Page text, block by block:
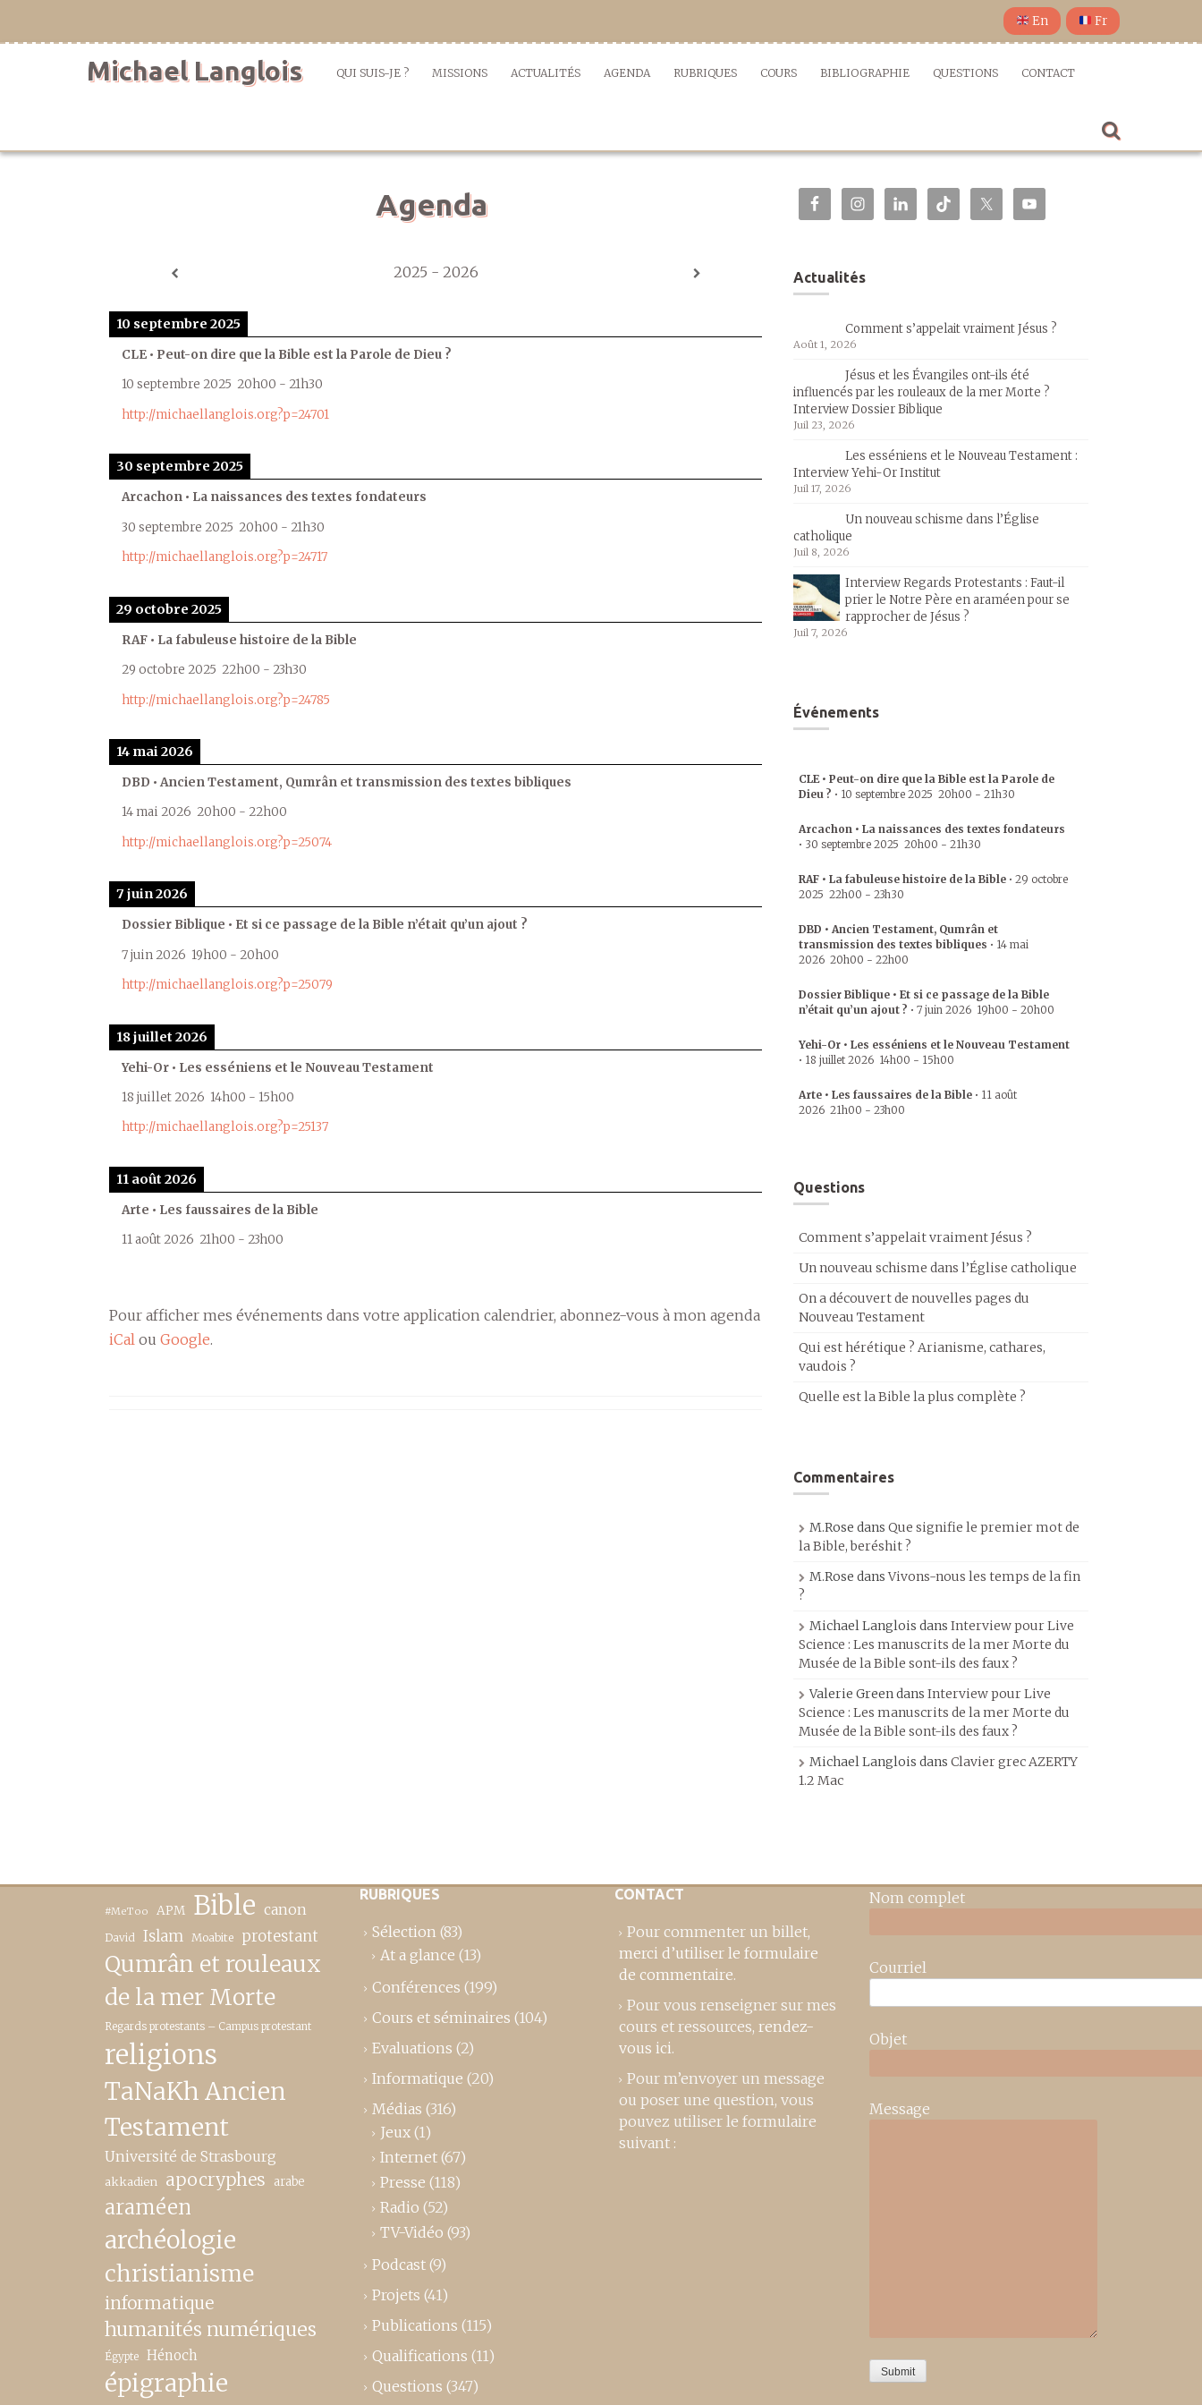
En Fr
Michael Langlois QUI SUIS-JE ? MISSIONS ACTUALITÉS AGENDA RUBRIQUES COURS BIBLIOGRAPHIE QUESTIONS CONTACT
Agenda
2025 - 2026
10 septembre 2025
CLE • Peut-on dire que la Bible est la Parole de Dieu ?
10 septembre 2025 20h00 - 21h30
http://michaellanglois.org?p=24701
30 septembre 2025
Arcachon • La naissances des textes fondateurs
30 septembre 2025 20h00 - 21h30
http://michaellanglois.org?p=24717
29 octobre 2025
RAF • La fabuleuse histoire de la Bible
29 octobre 2025 22h00 - 23h30
http://michaellanglois.org?p=24785
14 mai 2026
DBD • Ancien Testament, Qumrân et transmission des textes bibliques
14 mai 2026 20h00 - 22h00
http://michaellanglois.org?p=25074
7 juin 2026
Dossier Biblique • Et si ce passage de la Bible n’était qu’un ajout ?
7 juin 2026 19h00 - 20h00
http://michaellanglois.org?p=25079
18 juillet 2026
Yehi-Or • Les esséniens et le Nouveau Testament
18 juillet 2026 14h00 - 15h00
http://michaellanglois.org?p=25137
11 août 2026
Arte • Les faussaires de la Bible
11 août 2026 21h00 - 23h00
Pour afficher mes événements dans votre application calendrier, abonnez-vous à mon agenda
iCal ou Google.
Actualités
Comment s’appelait vraiment Jésus ?
Août 1, 2026
Jésus et les Évangiles ont-ils été
influencés par les rouleaux de la mer Morte ?
Interview Dossier Biblique
Juil 23, 2026
Les esséniens et le Nouveau Testament :
Interview Yehi-Or Institut
Juil 17, 2026
Un nouveau schisme dans l’Église
catholique
Juil 8, 2026
Interview Regards Protestants : Faut-il
prier le Notre Père en araméen pour se
rapprocher de Jésus ?
Juil 7, 2026
Événements
CLE • Peut-on dire que la Bible est la Parole de
Dieu ? • 10 septembre 2025 20h00 - 21h30
Arcachon • La naissances des textes fondateurs
• 30 septembre 2025 20h00 - 21h30
RAF • La fabuleuse histoire de la Bible • 29 octobre
2025 22h00 - 23h30
DBD • Ancien Testament, Qumrân et
transmission des textes bibliques • 14 mai
2026 20h00 - 22h00
Dossier Biblique • Et si ce passage de la Bible
n’était qu’un ajout ? • 7 juin 2026 19h00 - 20h00
Yehi-Or • Les esséniens et le Nouveau Testament
• 18 juillet 2026 14h00 - 15h00
Arte • Les faussaires de la Bible • 11 août
2026 21h00 - 23h00
Questions
Comment s’appelait vraiment Jésus ?
Un nouveau schisme dans l’Église catholique
On a découvert de nouvelles pages du
Nouveau Testament
Qui est hérétique ? Arianisme, cathares,
vaudois ?
Quelle est la Bible la plus complète ?
Commentaires
M.Rose dans Que signifie le premier mot de
la Bible, beréshit ?
M.Rose dansVivons-nous les temps de la fin
?
Michael Langlois dans Interview pour Live
Science : Les manuscrits de la mer Morte du
Musée de la Bible sont-ils des faux ?
Valerie Greendans Interview pour Live
Science : Les manuscrits de la mer Morte du
Musée de la Bible sont-ils des faux ?
Michael Langlois dans Clavier grec AZERTY
1.2 Mac
#MeToo APM Bible canon
David Islam Moabite protestant
Qumrân et rouleaux
de la mer Morte
Regards protestants – Campus protestant
religions
TaNaKh Ancien
Testament
Université de Strasbourg
akkadien apocryphes arabe
araméen
archéologie
christianisme
informatique
humanités numériques
Égypte Hénoch
épigraphie
RUBRIQUES
Sélection (83)
At a glance (13)
Conférences (199)
Cours et séminaires (104)
Evaluations (2)
Informatique (20)
Médias (316)
Jeux (1)
Internet (67)
Presse (118)
Radio (52)
TV-Vidéo (93)
Podcast (9)
Projets (41)
Publications (115)
Qualifications (11)
Questions (347)
CONTACT
Pour commenter un billet,
merci d’utiliser le formulaire
de commentaire.
Pour vous renseigner sur mes
cours et ressources, rendez-
vous ici.
Pour m’envoyer un message
ou poser une question, vous
pouvez utiliser le formulaire
suivant :
Nom complet
Courriel
Objet
Message